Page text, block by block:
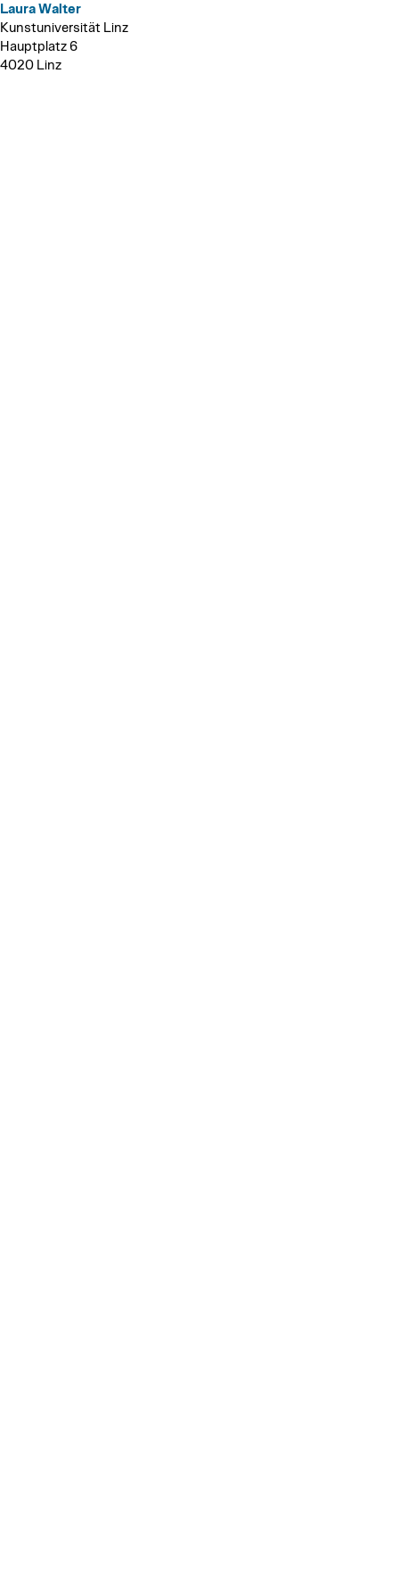
Laura Walter
Kunstuniversität Linz
Hauptplatz 6
4020 Linz